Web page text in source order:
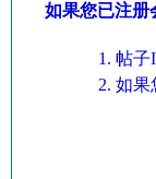
如果您已注册
帖子
如果